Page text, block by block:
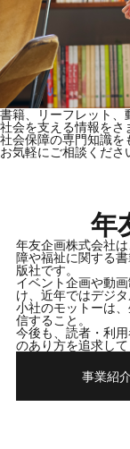
書籍、リーフレット、
社会を支える情報をさ
社会保障の専門知識を
お気軽にご相談くださ
年
年友企画株式会社は
障や福祉に関する
版社です。
イベント企画や動
け、近年ではデジ
小社のモットーは
信すること。
今後も、読者・利
のあり方を追求して
事業紹